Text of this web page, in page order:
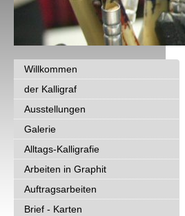
Willkommen
der Kalligraf
Ausstellungen
Galerie
Alltags-Kalligrafie
Arbeiten in Graphit
Auftragsarbeiten
Brief - Karten